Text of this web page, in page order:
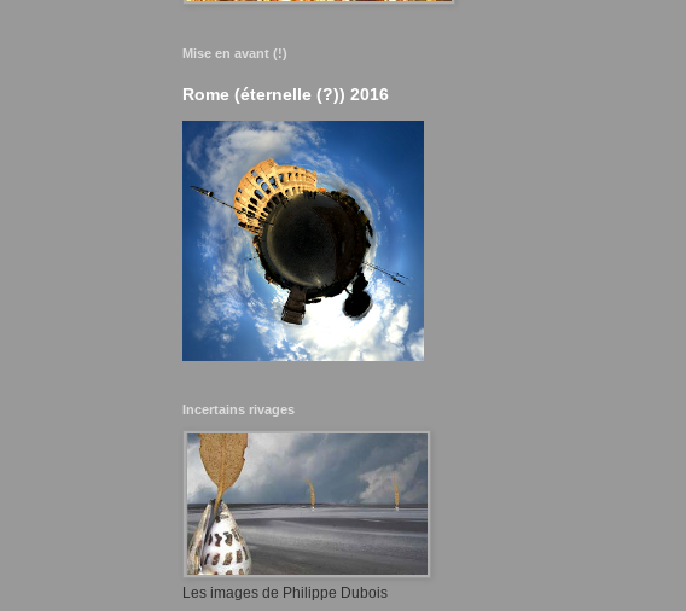
Mise en avant (!)
Rome (éternelle (?)) 2016
Incertains rivages
Les images de Philippe Dubois